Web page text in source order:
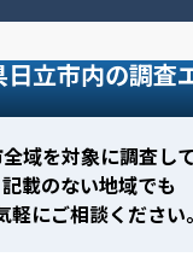
日立市内の調査
域を対象に調査して
記載のない地域でも
軽にご相談ください。